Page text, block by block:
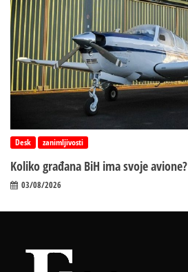
Desk zanimljivosti
Koliko građana BiH ima svoje avione?
03/08/2026